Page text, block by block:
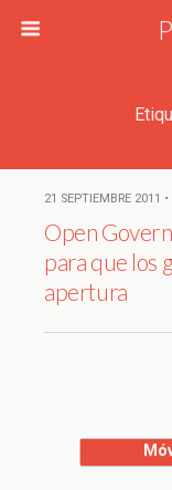
21 SEPTIEMBRE 2011
Open
para que los
apertura